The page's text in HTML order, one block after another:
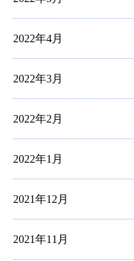
2022年4月
2022年3月
2022年2月
2022年1月
2021年12月
2021年11月